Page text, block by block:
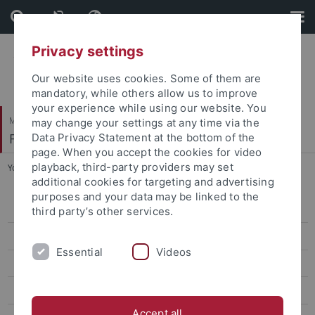
Skip
to
content
Skip
to
footer
Mathematisch-Naturwissenschaftliche Fakultät
Fachbereich Mathematik
You are here: Startseite ... Klausur- und Prüfungstermine
Studiengänge
Studienanfänger
Privacy settings
Our website uses cookies. Some of them are
mandatory, while others allow us to improve
your experience while using our website. You
may change your settings at any time via the
Data Privacy Statement at the bottom of the
page. When you accept the cookies for video
playback, third-party providers may set
additional cookies for targeting and advertising
purposes and your data may be linked to the
third party’s other services.
Essential Videos